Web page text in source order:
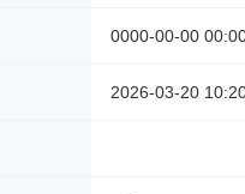
0000-00-00
2026-03-20